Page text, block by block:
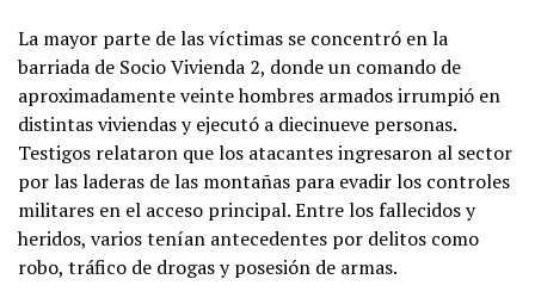
La mayor parte de las víctimas se concentró en la
barriada de Socio Vivienda 2, donde un comando de
aproximadamente veinte hombres armados irrumpió en
distintas viviendas y ejecutó a diecinueve personas.
Testigos relataron que los atacantes ingresaron al sector
por las laderas de las montañas para evadir los controles
militares en el acceso principal. Entre los fallecidos y
heridos, varios tenían antecedentes por delitos como
robo, tráfico de drogas y posesión de armas.